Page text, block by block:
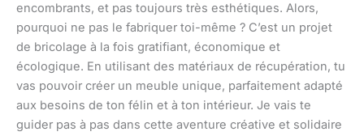
encombrants, et pas toujours très esthétiques. Alors,
pourquoi ne pas le fabriquer toi-même ? C’est un projet
de bricolage à la fois gratifiant, économique et
écologique. En utilisant des matériaux de récupération, tu
vas pouvoir créer un meuble unique, parfaitement adapté
aux besoins de ton félin et à ton intérieur. Je vais te
guider pas à pas dans cette aventure créative et solidaire